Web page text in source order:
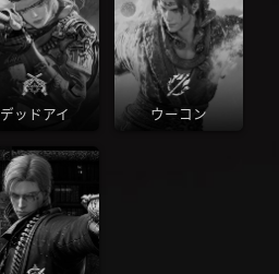
デッドアイ ウーコン